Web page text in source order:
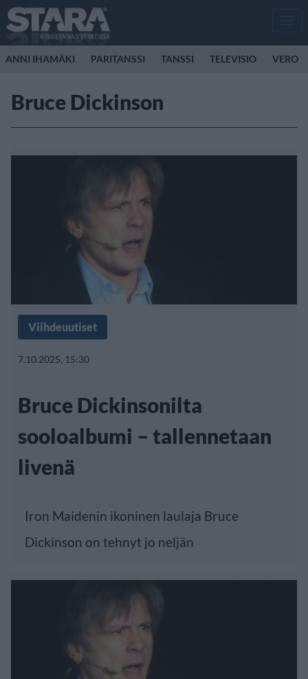
ANNI IHAMÄKI PARITANSSI TANSSI TELEVISIO VERO
Bruce Dickinson
Viihdeuutiset
7.10.2025, 15:30
Bruce Dickinsonilta
sooloalbumi – tallennetaan
livenä
Iron Maidenin ikoninen laulaja Bruce
Dickinson on tehnyt jo neljän